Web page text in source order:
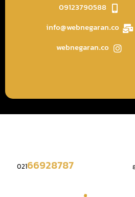
09123790588
info@webnegaran.co
webnegaran.co
02166928787